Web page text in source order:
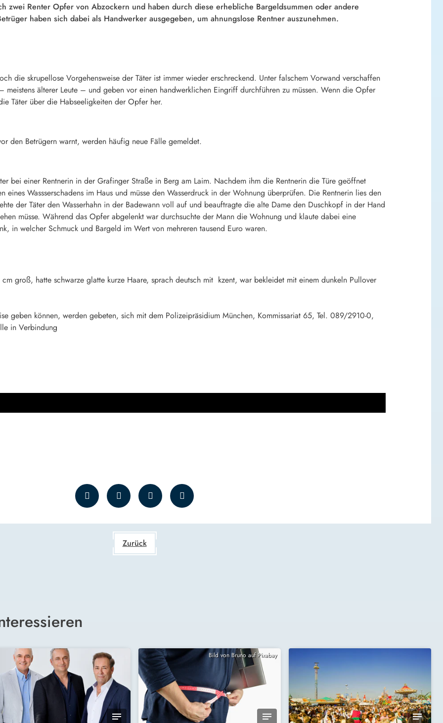
zwei Renter Opfer von Abzockern und haben durch diese erhebliche Bargeldsummen oder andere
haben sich dabei als Handwerker ausgegeben, um ahnungslose Rentner auszunehmen.
die skrupellose Vorgehensweise der Täter ist immer wieder erschreckend. Unter falschem Vorwand verschaffen
meistens älterer Leute – und geben vor einen handwerklichen Eingriff durchführen zu müssen. Wenn die Opfer
Täter über die Habseeligkeiten der Opfer her.
den Betrügern warnt, werden häufig neue Fälle gemeldet.
bei einer Rentnerin in der Grafinger Straße in Berg am Laim. Nachdem ihm die Rentnerin die Türe geöffnet
eines Wassserschadens im Haus und müsse den Wasserdruck in der Wohnung überprüfen. Die Rentnerin lies den
der Täter den Wasserhahn in der Badewann voll auf und beauftragte die alte Dame den Duschkopf in der Hand
müsse. Während das Opfer abgelenkt war durchsuchte der Mann die Wohnung und klaute dabei eine
in welcher Schmuck und Bargeld im Wert von mehreren tausend Euro waren.
groß, hatte schwarze glatte kurze Haare, sprach deutsch mit kzent, war bekleidet mit einem dunkeln Pullover
geben können, werden gebeten, sich mit dem Polizeipräsidium München, Kommissariat 65, Tel. 089/2910-0,
in Verbindung
Zurück
Bild von Bruno auf Pixabay